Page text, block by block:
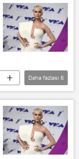
Daha fazlası 6